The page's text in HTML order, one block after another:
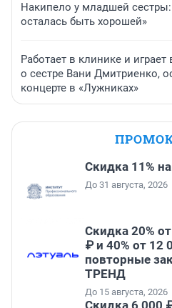
Накипело у младшей сестры:
осталась быть хорошей»
Работает в клинике и играет
о сестре Вани Дмитриенко,
концерте в «Лужниках»
Скидка 11%
До 31 августа, 2026
Скидка 20%
₽ и 40% от 12
повторные
ТРЕНД
До 15 августа, 2026